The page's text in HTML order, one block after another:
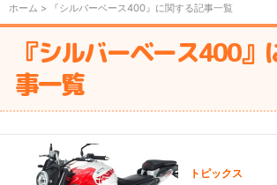
ホーム > 『シルバーベース400』に関する記事一覧
『シルバーベース400』
事一覧
トピックス